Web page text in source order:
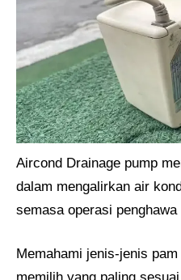
Aircond Drainage pump
dalam mengalirkan air
semasa operasi penghawa
Memahami jenis-jenis